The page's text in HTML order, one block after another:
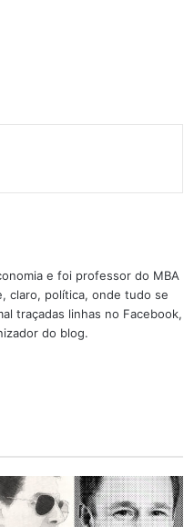
e foi professor do MBA
claro, política, onde tudo se
traçadas linhas no Facebook,
do blog.